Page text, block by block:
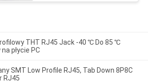
THT RJ45 Jack -40 ℃ Do 85 ℃
płycie PC
SMT Low Profile RJ45, Tab Down 8P8C
RJ45